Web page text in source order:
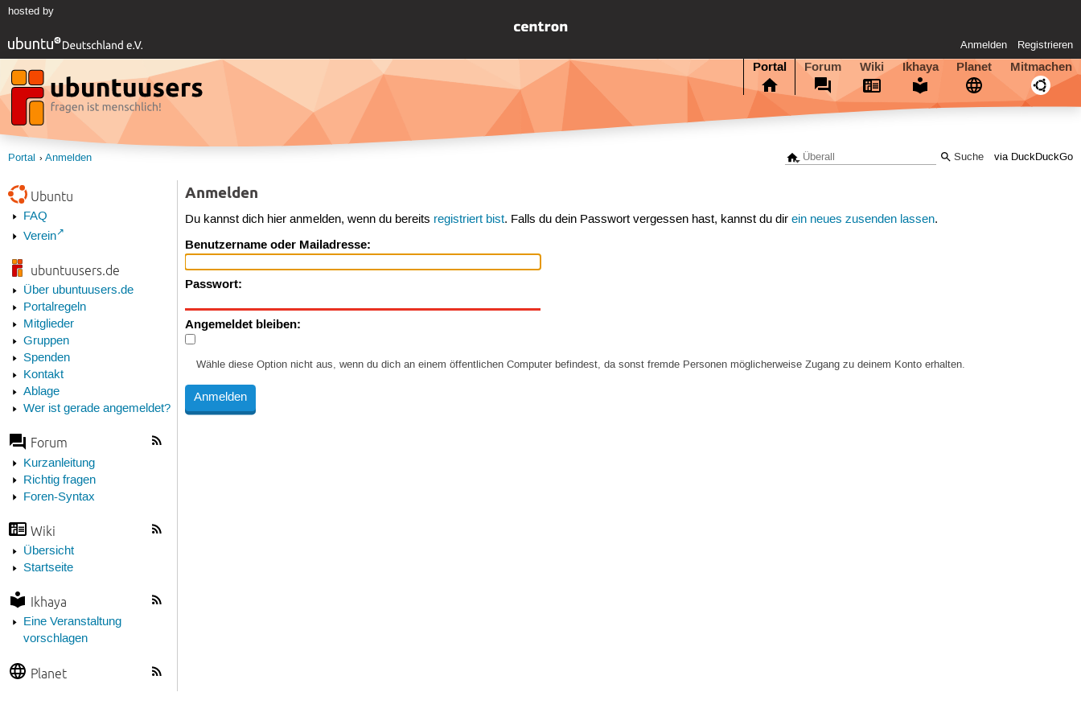
hosted by
Anmelden Registrieren
Portal Forum Wiki Ikhaya Planet Mitmachen
via DuckDuckGo
Portal Anmelden
Ubuntu
FAQ
Verein
ubuntuusers.de
Über ubuntuusers.de
Portalregeln
Mitglieder
Gruppen
Spenden
Kontakt
Ablage
Wer ist gerade angemeldet?
Forum
Kurzanleitung
Richtig fragen
Foren-Syntax
Wiki
Übersicht
Startseite
Ikhaya
Eine Veranstaltung
vorschlagen
Planet
Anmelden
Du kannst dich hier anmelden, wenn du bereits registriert bist. Falls du dein Passwort vergessen hast, kannst du direin neues zusenden lassen.
Benutzername oder Mailadresse:
Passwort:
Angemeldet bleiben:
Wähle diese Option nicht aus, wenn du dich an einem öffentlichen Computer befindest, da sonst fremde Personen möglicherweise Zugang zu deinem Konto erhalten.